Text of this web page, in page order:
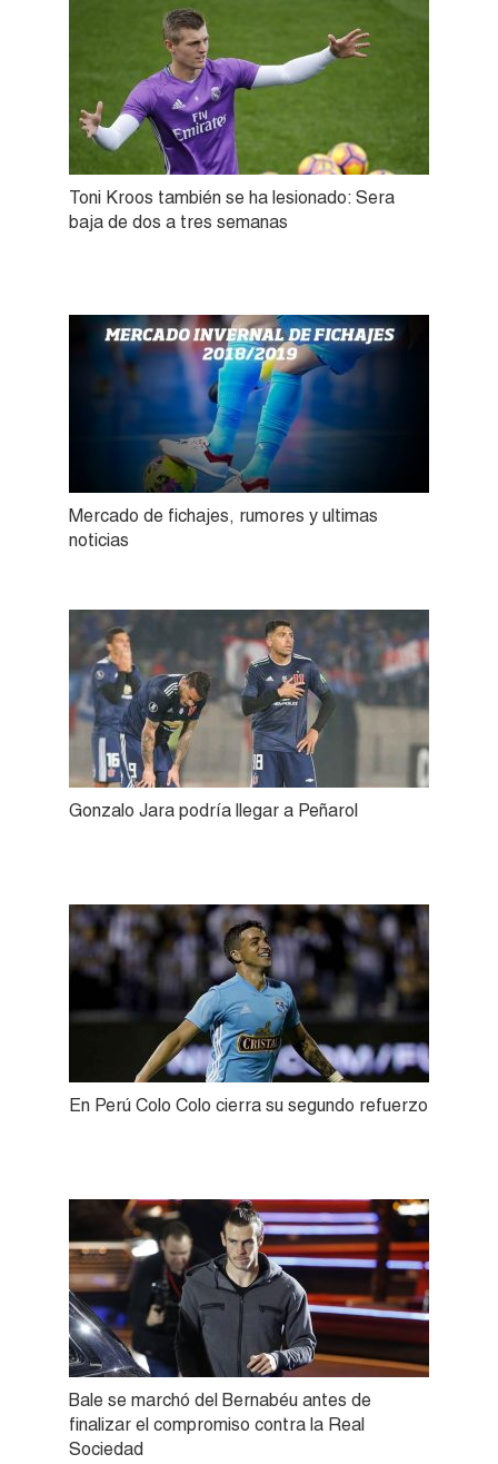
Toni Kroos también se ha lesionado: Sera
baja de dos a tres semanas
Mercado de fichajes, rumores y ultimas
noticias
Gonzalo Jara podría llegar a Peñarol
En Perú Colo Colo cierra su segundo refuerzo
Bale se marchó del Bernabéu antes de
finalizar el compromiso contra la Real
Sociedad